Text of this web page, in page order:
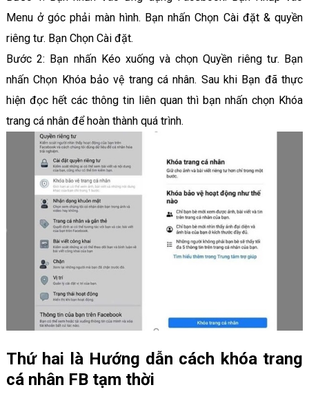
Menu ở góc phải màn hình. Bạn nhấn Chọn Cài đặt & quyền
riêng tư. Bạn Chọn Cài đặt.
Bước 2: Bạn nhấn Kéo xuống và chọn Quyền riêng tư. Bạn
nhấn Chọn Khóa bảo vệ trang cá nhân. Sau khi Bạn đã thực
hiện đọc hết các thông tin liên quan thì bạn nhấn chọn Khóa
trang cá nhân để hoàn thành quá trình.
Thứ hai là Hướng dẫn cách khóa trang
cá nhân FB tạm thời